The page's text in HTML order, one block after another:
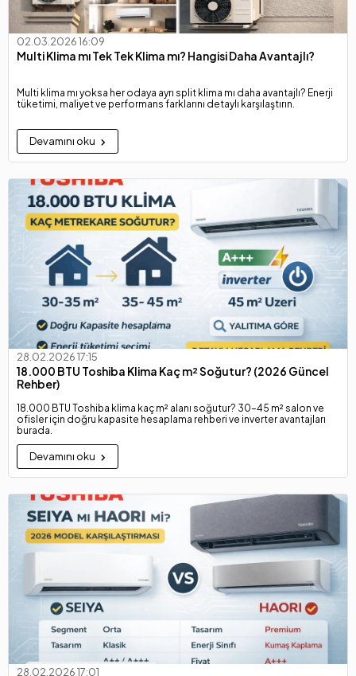
02.03.2026 16:09
Multi Klima mı Tek Tek Klima mı? Hangisi Daha Avantajlı?
Multi klima mı yoksa her odaya ayrı split klima mı daha avantajlı? Enerji
tüketimi, maliyet ve performans farklarını detaylı karşılaştırın.
Devamını oku
28.02.2026 17:15
18.000 BTU Toshiba Klima Kaç m² Soğutur? (2026 Güncel
Rehber)
18.000 BTU Toshiba klima kaç m² alanı soğutur? 30–45 m² salon ve
ofisler için doğru kapasite hesaplama rehberi ve inverter avantajları
burada.
Devamını oku
28.02.2026 17:01